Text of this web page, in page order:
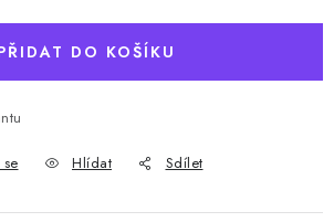
DO KOŠÍKU
Hlídat Sdílet